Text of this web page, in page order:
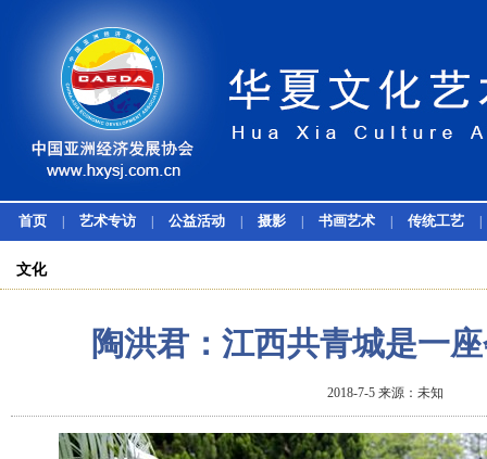
首页 艺术专访 公益活动 摄影 书画艺术 传统工艺
文化
陶洪君：江西共青城是一
2018-7-5 来源：未知